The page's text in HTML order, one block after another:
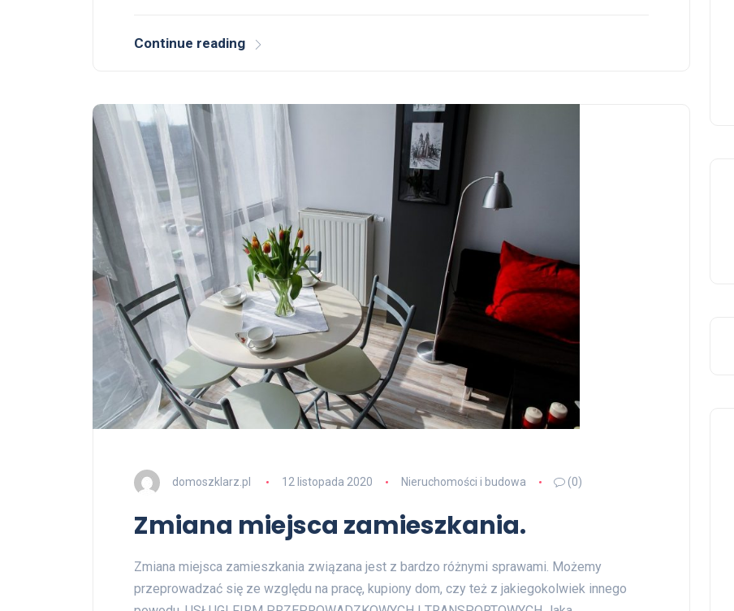
Continue reading
domoszklarz.pl 12 listopada 2020 Nieruchomości i budowa (0)
Zmiana miejsca zamieszkania.
Zmiana miejsca zamieszkania związana jest z bardzo różnymi sprawami. Możemy
przeprowadzać się ze względu na pracę, kupiony dom, czy też z jakiegokolwiek innego